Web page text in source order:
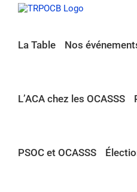
Passer
La Table Nos
L’ACA chez les OCASSS
PSOC et OCASSS